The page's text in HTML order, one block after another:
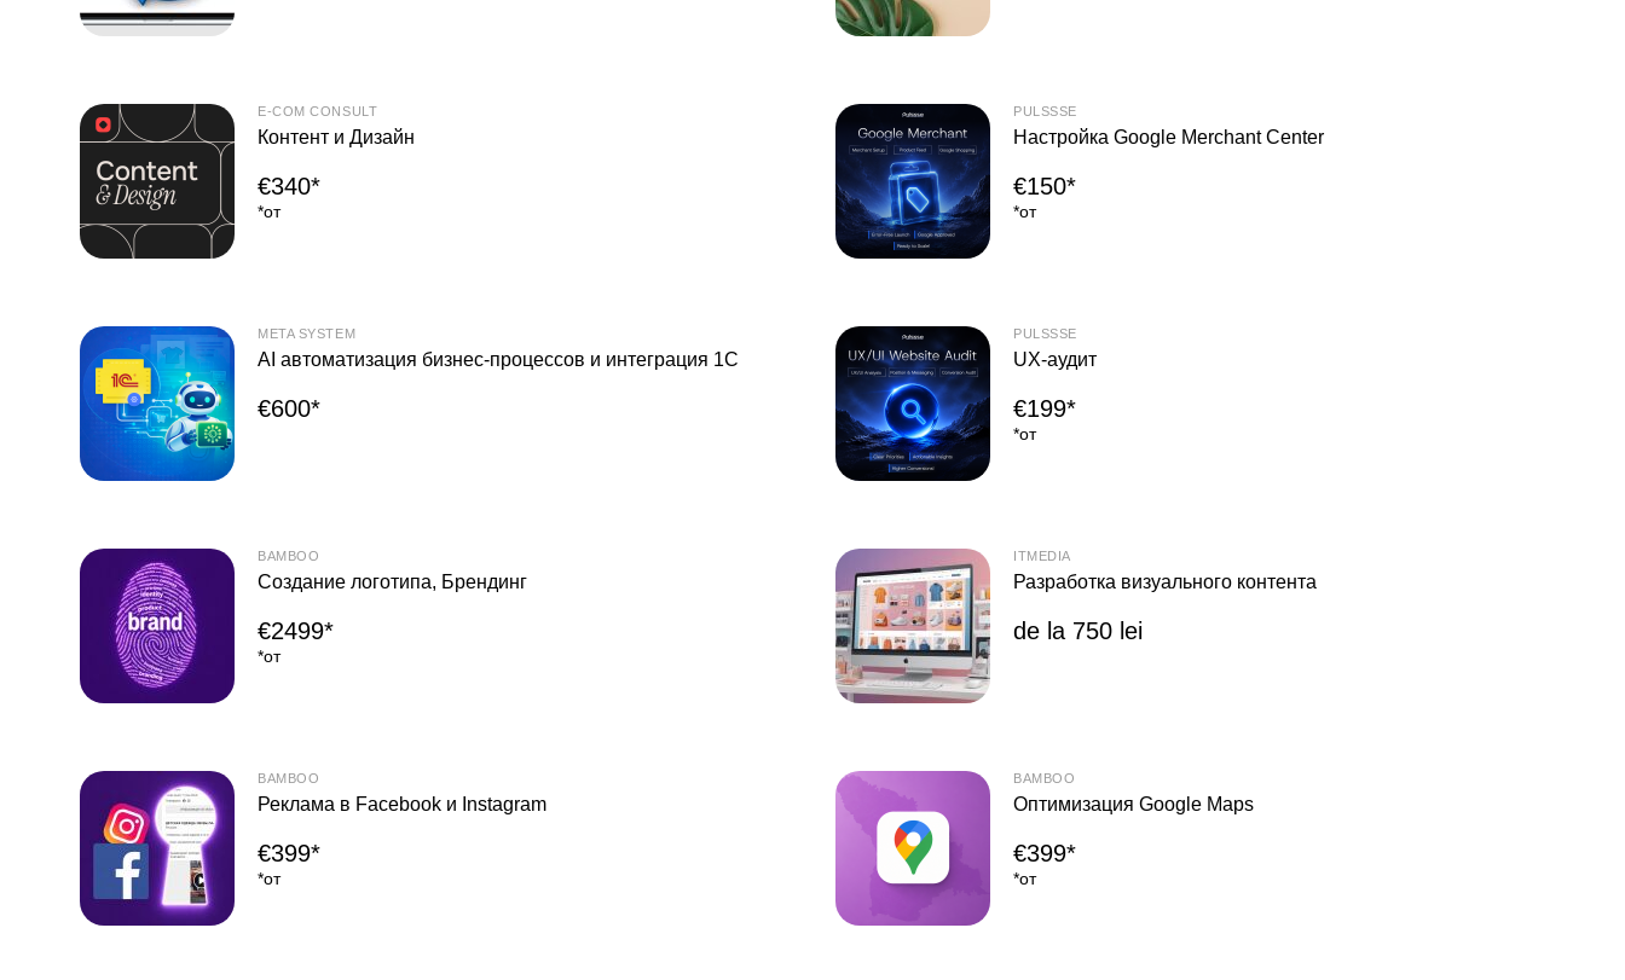
E-COM CONSULT
Контент и Дизайн
€340*
*от
PULSSSE
Настройка Google Merchant Center
€150*
*от
META SYSTEM
AI автоматизация бизнес-процессов и интеграция 1С
€600*
PULSSSE
UX-аудит
€199*
*от
BAMBOO
Создание логотипа, Брендинг
€2499*
*от
ITMEDIA
Разработка визуального контента
de la 750 lei
BAMBOO
Реклама в Facebook и Instagram
€399*
*от
BAMBOO
Оптимизация Google Maps
€399*
*от